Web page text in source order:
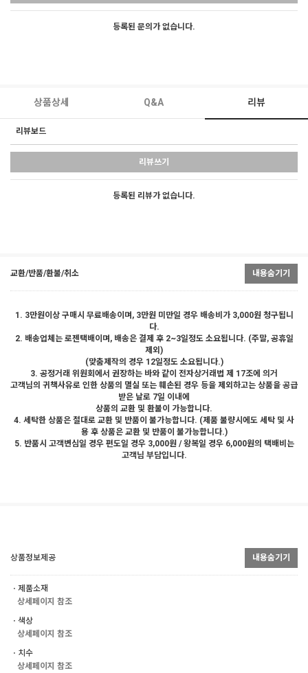
등록된 문의가 없습니다.
상품상세 Q&A 리뷰
리뷰보드
리뷰쓰기
등록된 리뷰가 없습니다.
교환/반품/환불/취소 내용숨기기
1. 3만원이상 구매시 무료배송이며, 3만원 미만일 경우 배송비가 3,000원 청구됩니
다.
2. 배송업체는 로젠택배이며, 배송은 결제 후 2~3일정도 소요됩니다. (주말, 공휴일
제외)
(맞춤제작의 경우 12일정도 소요됩니다.)
3. 공정거래 위원회에서 권장하는 바와 같이 전자상거래법 제 17조에 의거
고객님의 귀책사유로 인한 상품의 멸실 또는 훼손된 경우 등을 제외하고는 상품을 공급
받은 날로 7일 이내에
상품의 교환 및 환불이 가능합니다.
4. 세탁한 상품은 절대로 교환 및 반품이 불가능합니다. (제품 불량시에도 세탁 및 사
용 후 상품은 교환 및 반품이 불가능합니다.)
5. 반품시 고객변심일 경우 편도일 경우 3,000원 / 왕복일 경우 6,000원의 택배비는
고객님 부담입니다.
상품정보제공 내용숨기기
ㆍ제품소재
상세페이지 참조
ㆍ색상
상세페이지 참조
ㆍ치수
상세페이지 참조